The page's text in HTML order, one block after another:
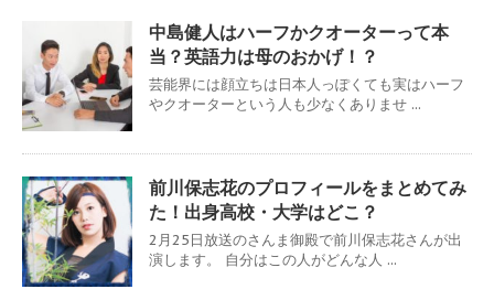
中島健人はハーフかクオーターって本
当？英語力は母のおかげ！？
芸能界には顔立ちは日本人っぽくても実はハーフ
やクオーターという人も少なくありませ ...
前川保志花のプロフィールをまとめてみ
た！出身高校・大学はどこ？
2月25日放送のさんま御殿で前川保志花さんが出
演します。 自分はこの人がどんな人 ...